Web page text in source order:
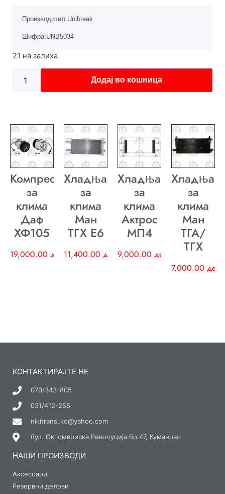
Производител:Unibreak
Шифра:UNB5034
21 на залиха
Додај во кошница
Компресор
за
клима
Даф
ХФ105
19,000.00 ден
Хладњак
за
клима
Ман
ТГХ E6
11,400.00 ден
Хладњак
за
клима
Актрос
МП4
9,000.00 ден
Хладњак
за
клима
Ман
ТГА/
ТГХ
7,000.00 ден
КОНТАКТИРАЈТЕ НЕ
070/343-805
031/412-255
nikitrans_ko@yahoo.com
бул. Октомвриска Револуција бр.47, Куманово
НАШИ ПРОИЗВОДИ
Аксесоари
Резервни делови